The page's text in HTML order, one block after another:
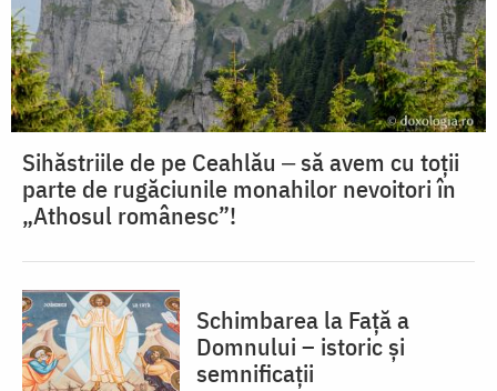
Sihăstriile de pe Ceahlău ‒ să avem cu toții
parte de rugăciunile monahilor nevoitori în
„Athosul românesc”!
Schimbarea la Față a
Domnului – istoric și
semnificații